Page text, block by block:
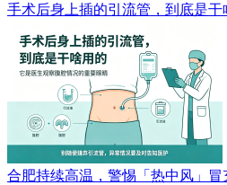
手术后身上插的引流管，到底是干
合肥持续高温，警惕「热中风」